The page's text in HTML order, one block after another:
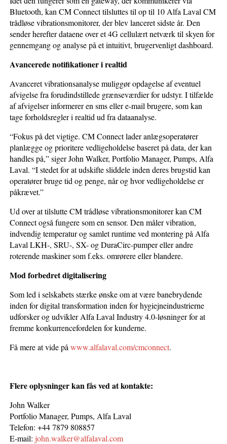
Bluetooth, kan CM Connect tilsluttes til op til 10 Alfa Laval CM
trådløse vibrationsmonitorer, der blev lanceret sidste år. Den
sender herefter dataene over et 4G cellulært netværk til skyen for
gennemgang og analyse på et intuitivt, brugervenligt dashboard.
Avanceredenotifikationeri realtid
Avanceret vibrationsanalyse muliggør opdagelse af eventuel
afvigelse fra forudindstillede grænseværdier for udstyr. I tilfælde
af afvigelser informerer en sms eller e-mail brugere, som kan
tage forholdsregler i realtid ud fra dataanalyse.
“Fokus på det vigtige. CM Connect lader anlægsoperatører
planlægge og prioritere vedligeholdelse baseret på data, der kan
handles på,” siger John Walker, Portfolio Manager, Pumps, Alfa
Laval. “I stedet for at udskifte sliddele inden deres brugstid kan
operatører bruge tid og penge, når og hvor vedligeholdelse er
påkrævet.”
Ud over at tilslutte CM trådløse vibrationsmonitorer kan CM
Connect også fungere som en sensor. Den måler vibration,
indvendig temperatur og samlet runtime ved montering på Alfa
Laval LKH-, SRU-, SX- og DuraCirc-pumper eller andre
roterende maskiner som f.eks. omrørere eller blandere.
Mod forbedret digitalisering
Som led i selskabets stærke ønske om at være banebrydende
inden for digital transformation inden for hygiejneindustrierne
udforsker og udvikler Alfa Laval Industry 4.0-løsninger for at
fremme konkurrencefordelen for kunderne.
Få mere at vide påwww.alfalaval.com/cmconnect.
Flere oplysninger kan fås ved at kontakte:
John Walker
Portfolio Manager, Pumps, Alfa Laval
Telefon: +44 7879 808857
E-mail:john.walker@alfalaval.com